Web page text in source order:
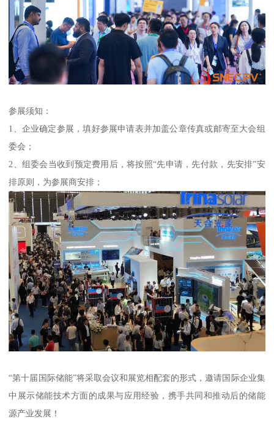
参展须知：
1、企业确定参展，填好参展申请表并加盖公章传真或邮寄至大会组
委会；
2、组委会当收到预定费用后，将按照“先申请，先付款，先安排”安
排原则，为参展商安排；
“第十届国际储能”将采取会议和展览相配套的形式，邀请国际企业集
中展示储能技术方面的成果与应用经验，携手共同和推动后的储能
源产业发展！